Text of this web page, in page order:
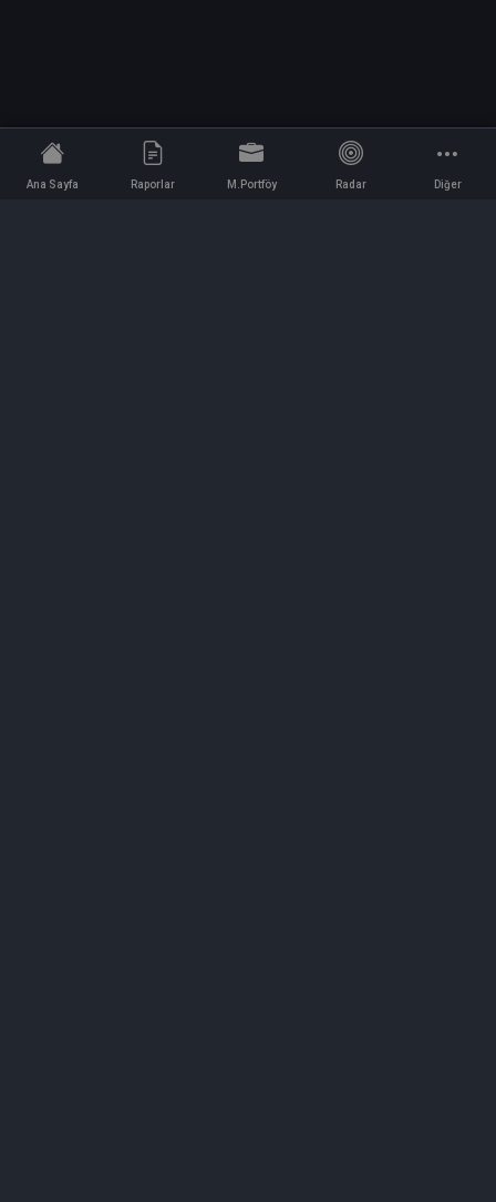
Ana Sayfa Raporlar M.Portföy Radar Diğer